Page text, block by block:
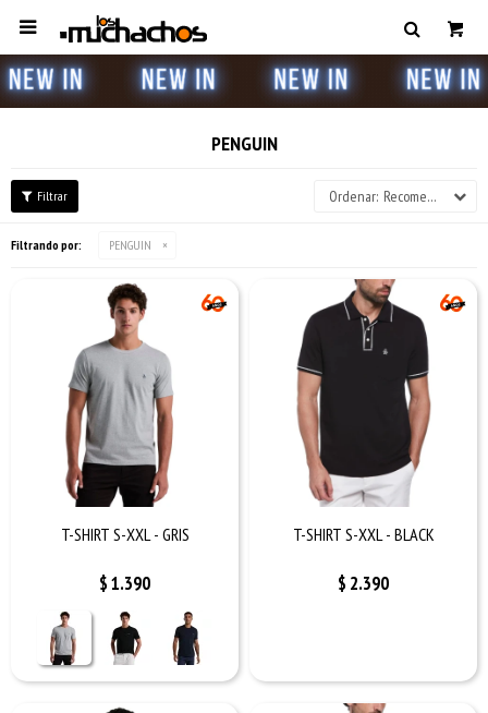

PENGUIN
Recomendados
Filtrando por: PENGUIN
T-SHIRT S-XXL - GRIS
$1.390
T-SHIRT S-XXL - BLACK
$ 2.390